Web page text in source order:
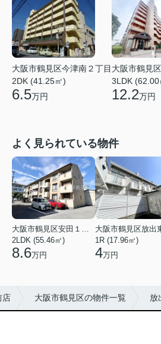
大阪市鶴見区今津南２丁目
2DK (41.25㎡)
6.5万円
大阪市鶴見
3LDK (62.00
12.2万円
よく見られている物件
大阪市鶴見区安田１丁目
2LDK (55.46㎡)
8.6万円
1R (17.96㎡)
4万円
店 大阪市鶴見区の物件一覧 放